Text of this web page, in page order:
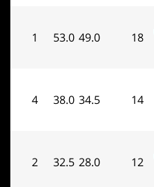
53.0
1
38.0
4
32.5
2